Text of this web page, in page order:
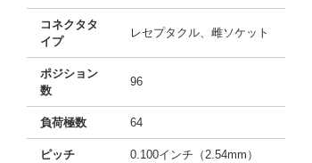
コネクタタ
イプ
レセプタクル、雌ソケット
ポジション
数
96
負荷極数 64
ピッチ 0.100インチ（2.54mm）